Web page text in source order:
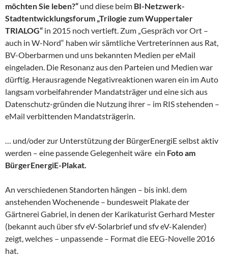
möchten Sie leben?“ und diese beim BI-Netzwerk-
Stadtentwicklungsforum „Trilogie zum Wuppertaler
TRIALOG“ in 2015 noch vertieft. Zum „Gespräch vor Ort –
auch in W-Nord“ haben wir sämtliche Vertreterinnen aus Rat,
BV-Oberbarmen und uns bekannten Medien per eMail
eingeladen. Die Resonanz aus den Parteien und Medien war
dürftig. Herausragende Negativreaktionen waren ein im Auto
langsam vorbeifahrender Mandatsträger und eine sich aus
Datenschutz-gründen die Nutzung ihrer – im RIS stehenden –
eMail verbittenden Mandatsträgerin.
… und/oder zur Unterstützung der BürgerEnergiE selbst aktiv
werden – eine passende Gelegenheit wäre ein Foto am
BürgerEnergiE-Plakat.
An verschiedenen Standorten hängen – bis inkl. dem
anstehenden Wochenende – bundesweit Plakate der
Gärtnerei Gabriel, in denen der Karikaturist Gerhard Mester
(bekannt auch über sfv eV-Solarbrief und sfv eV-Kalender)
zeigt, welches – unpassende – Format die EEG-Novelle 2016
hat.